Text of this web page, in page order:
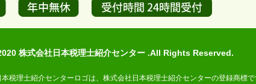
株式会社日本税理士紹介センター .All Rights Reserved.
税理士紹介センターロゴは、株式会社日本税理士紹介センターの登録商標で